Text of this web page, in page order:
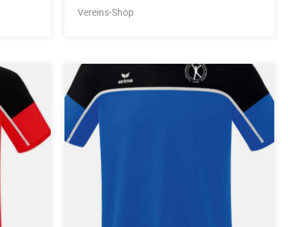
Vereins-Shop
Dieses
weist
mehrere
Varianten
auf.
Optionen